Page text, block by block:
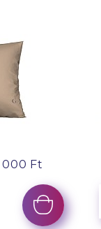
000 Ft